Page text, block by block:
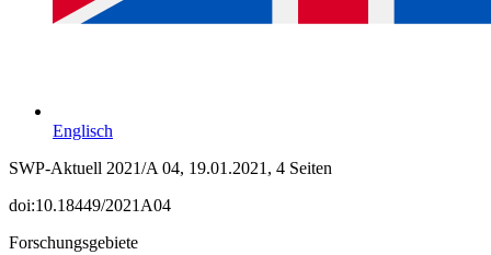
Englisch
SWP-Aktuell 2021/A 04, 19.01.2021, 4 Seiten
doi:10.18449/2021A04
Forschungsgebiete